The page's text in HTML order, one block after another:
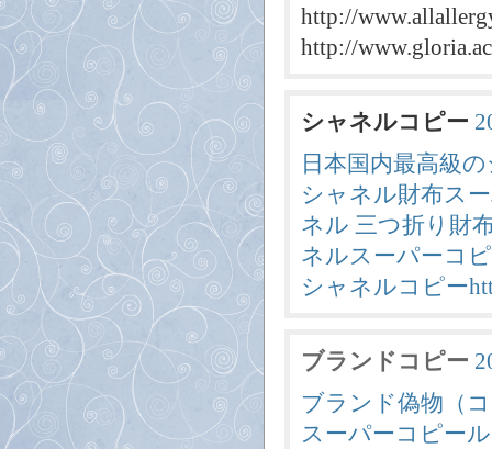
http://
http://
シャネルコピー
日本国内最高級
シャネル財布ス
ネル 三つ折り財
ネルスーパーコ
シャネルコピー
ブランドコピー
ブランド偽物（
スーパーコピー